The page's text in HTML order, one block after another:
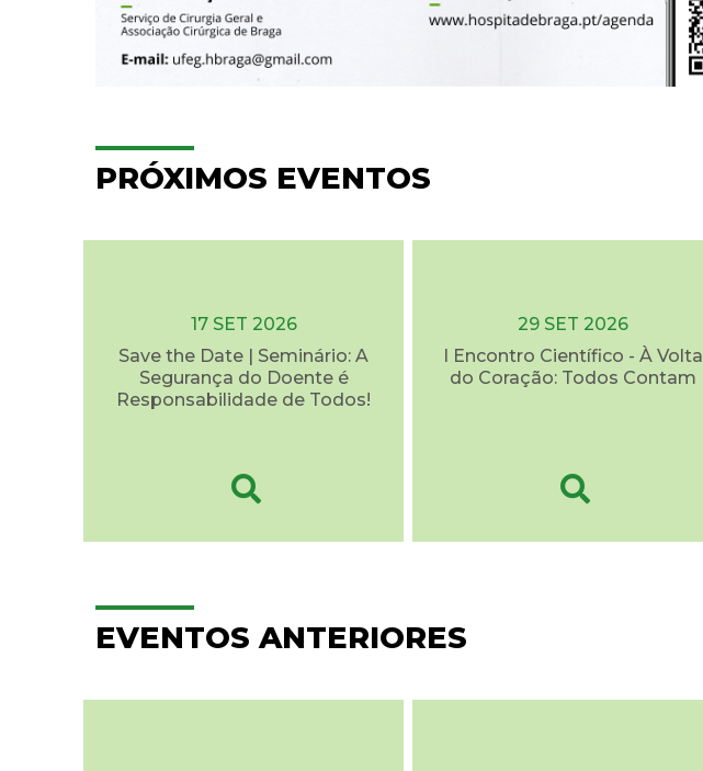
PRÓXIMOS EVENTOS
17 SET 2026
Save the Date | Seminário: A
Segurança do Doente é
Responsabilidade de Todos!
29 SET 2026
I Encontro Científico - À Volta
do Coração: Todos Contam
EVENTOS ANTERIORES